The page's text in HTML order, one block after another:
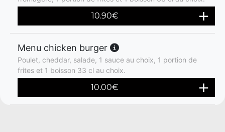
10.90€
Menu chicken burger
Poulet, cheddar, salade, 1 sauce au choix, 1 portion de
frites et 1 boisson 33 cl au choix.
10.00€